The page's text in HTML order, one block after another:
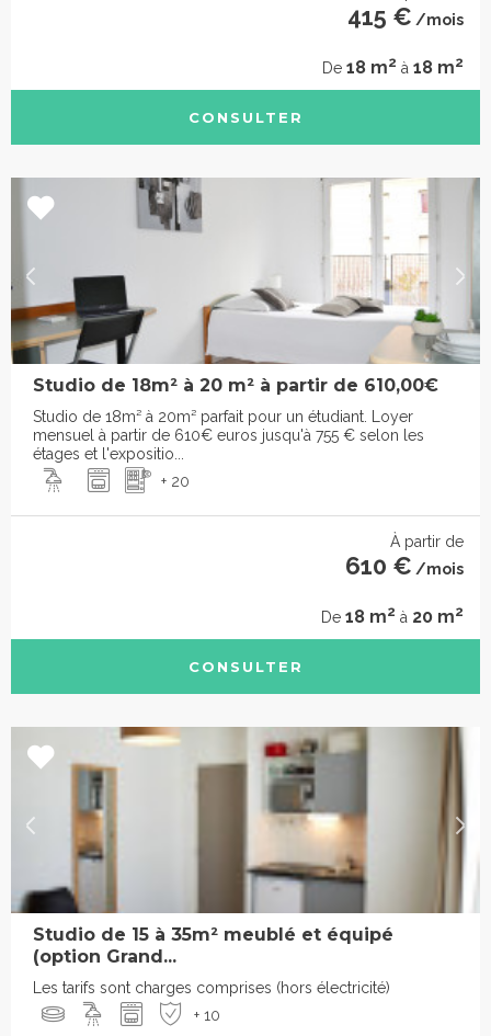
415 € /mois
De 18 m2 à 18 m2
CONSULTER
Studio de 18m² à 20 m² à partir de 610,00€
Studio de 18m² à 20m² parfait pour un étudiant. Loyer
mensuel à partir de 610€ euros jusqu'à 755 € selon les
étages et l'expositio...
+ 20
À partir de
610 € /mois
De 18 m2 à 20 m2
CONSULTER
Studio de 15 à 35m² meublé et équipé
(option Grand...
Les tarifs sont charges comprises (hors électricité)
+ 10